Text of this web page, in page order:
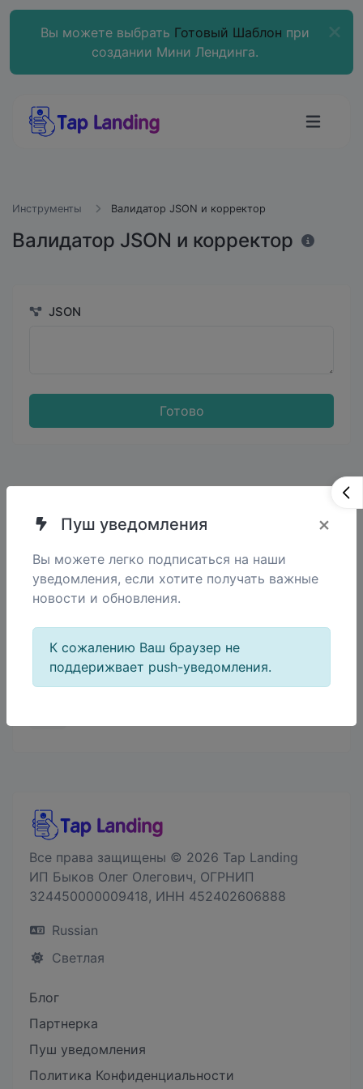
Вы можете выбрать Готовый Шаблон при
создании Мини Лендинга.
Инструменты Валидатор JSON и корректор
Валидатор JSON и корректор
JSON
Готово
чтобы оно хорошо выглядело.
Поделиться
Все права защищены © 2026 Tap Landing
ИП Быков Олег Олегович, ОГРНИП
324450000009418, ИНН 452402606888
Russian
Светлая
Блог
Партнерка
Пуш уведомления
Политика Конфиденциальности
Пуш уведомления ×
Вы можете легко подписаться на наши
уведомления, если хотите получать важные
новости и обновления.
К сожалению Ваш браузер не
поддерижвает push-уведомления.